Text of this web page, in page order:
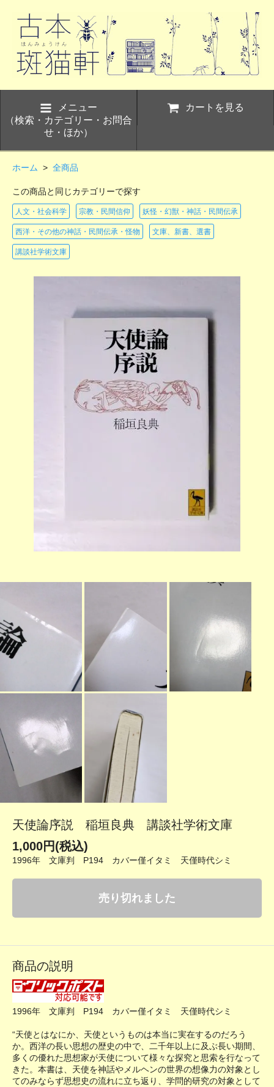
メニュー
（検索・カテゴリー・お問合
せ・ほか）
カートを見る
ホーム > 全商品
この商品と同じカテゴリーで探す
人文・社会科学 宗教・民間信仰 妖怪・幻獣・神話・民間伝承
西洋・その他の神話・民間伝承・怪物 文庫、新書、選書
講談社学術文庫
天使論序説 稲垣良典 講談社学術文庫
1,000円(税込)
1996年 文庫判 P194 カバー僅イタミ 天僅時代シミ
売り切れました
商品の説明
1996年 文庫判 P194 カバー僅イタミ 天僅時代シミ
“天使とはなにか、天使というものは本当に実在するのだろう
か。西洋の長い思想の歴史の中で、二千年以上に及ぶ長い期間、
多くの優れた思想家が天使について様々な探究と思索を行なって
きた。本書は、天使を神話やメルヘンの世界の想像力の対象とし
てのみならず思想史の流れに立ち返り、学問的研究の対象として